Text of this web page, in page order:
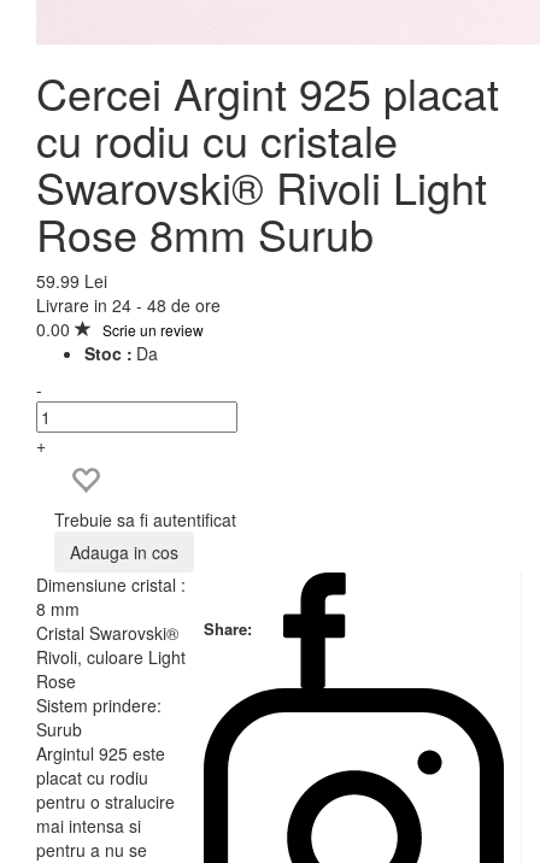
Cercei Argint 925 placat
cu rodiu cu cristale
Swarovski® Rivoli Light
Rose 8mm Surub
59.99 Lei
Livrare in 24 - 48 de ore
0.00
Scrie un review
Stoc : Da
-
+
Trebuie sa fi autentificat
Adauga in cos
Share:
Dimensiune cristal :
8 mm
Cristal Swarovski®
Rivoli, culoare Light
Rose
Sistem prindere:
Surub
Argintul 925 este
placat cu rodiu
pentru o stralucire
mai intensa si
pentru a nu se